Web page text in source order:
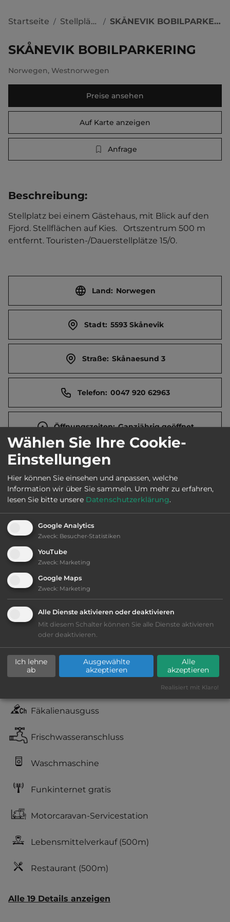
Startseite / Stellplätze / SKÅNEVIK BOBILPARKERING
SKÅNEVIK BOBILPARKERING
Norwegen, Westnorwegen
Preise ansehen
Auf Karte anzeigen
Anfrage
Beschreibung:
Stellplatz bei einem Gästehaus, mit Blick auf den
Fjord. Stellflächen auf Kies.   Ortszentrum 500 m
entfernt. Touristen-/Dauerstellplätze 15/0.
Land: Norwegen
Stadt: 5593 Skånevik
Straße: Skånaesund 3
Telefon: 0047 920 62963
Öffnungszeiten: Ganzjährig geöffnet
Ausstattung:
bis 25,- Euro
Lage: schön
Geräuschkulisse: überwiegend ruhig
kiesig, harter Grund
WC
Waschbecken
Fäkalienausguss
Frischwasseranschluss
Waschmaschine
Funkinternet gratis
Motorcaravan-Servicestation
Lebensmittelverkauf(500m)
Restaurant (500m)
Alle 19 Details anzeigen
Wählen Sie Ihre Cookie-
Einstellungen
Hier können Sie einsehen und anpassen, welche
Information wir über Sie sammeln. Um mehr zu erfahren,
lesen Sie bitte unsere Datenschutzerklärung.
Google Analytics
Zweck: Besucher-Statistiken
YouTube
Zweck: Marketing
Google Maps
Zweck: Marketing
Alle Dienste aktivieren oder deaktivieren
Mit diesem Schalter können Sie alle Dienste aktivieren
oder deaktivieren.
Ich lehne
ab
Ausgewählte
akzeptieren
Alle
akzeptieren
Realisiert mit Klaro!